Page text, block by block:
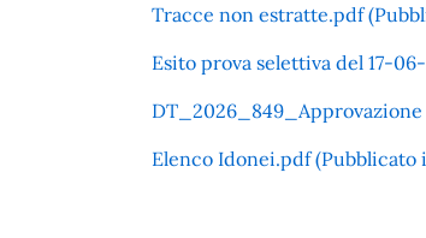
Tracce non estratte.pdf
Esito prova selettiva del 17-
DT_2026_849_Approvazione
Elenco Idonei.pdf (Pubblicato